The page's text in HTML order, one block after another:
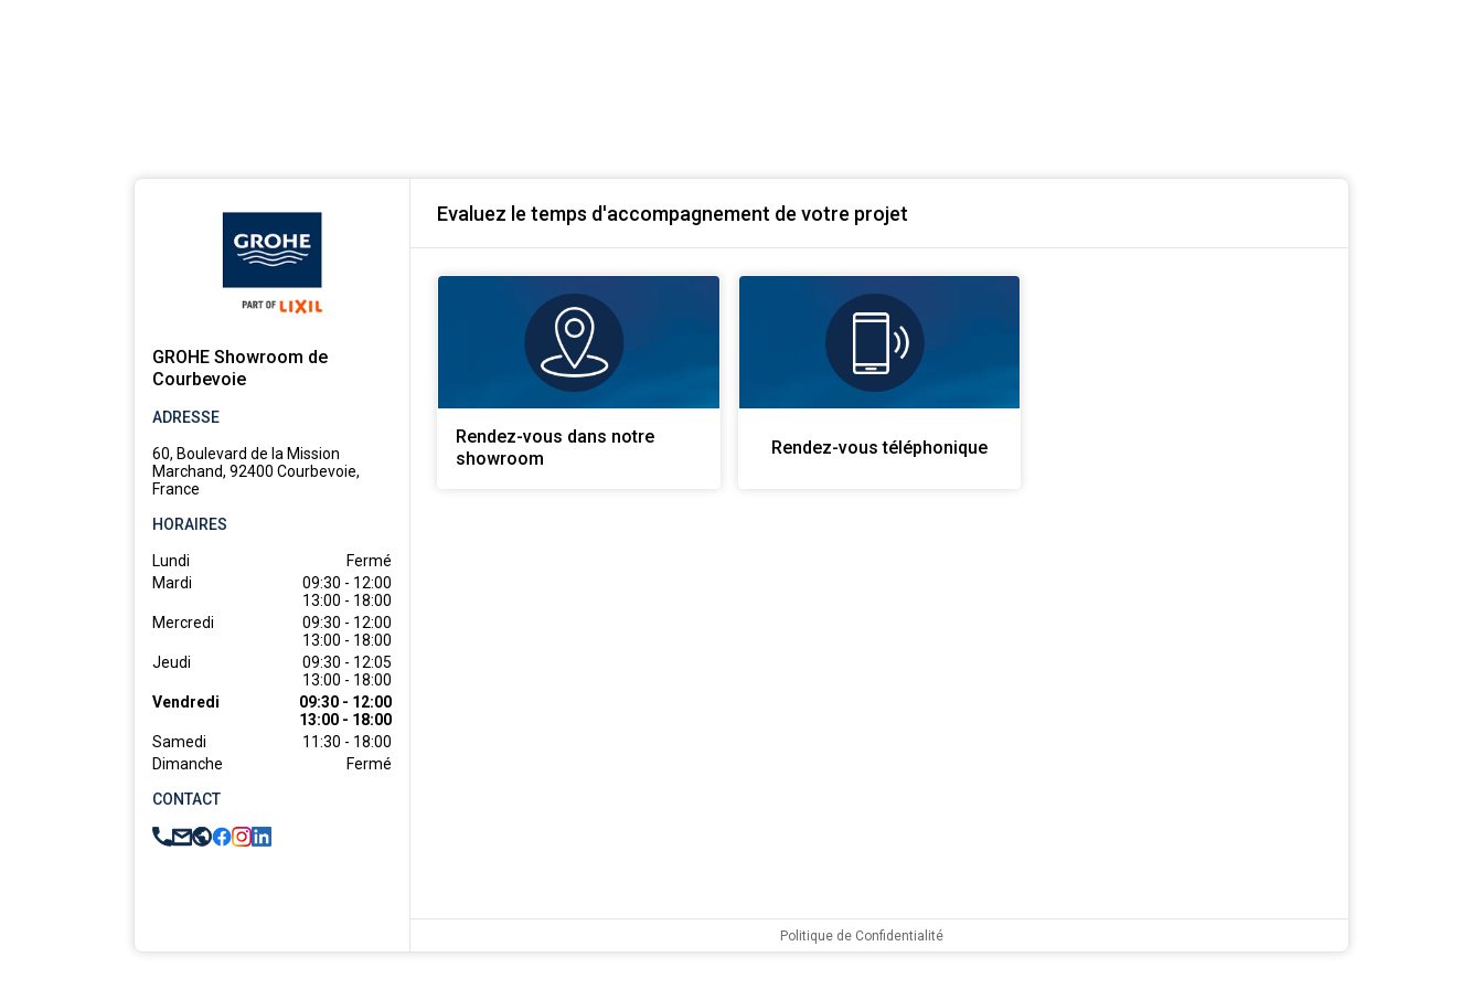
GROHE Showroom de
Courbevoie
ADRESSE
60, Boulevard de la Mission
Marchand, 92400 Courbevoie,
France
HORAIRES
Lundi
Fermé
Mardi
09:30 - 12:00
13:00 - 18:00
Mercredi
09:30 - 12:00
13:00 - 18:00
Jeudi
09:30 - 12:05
13:00 - 18:00
Vendredi
09:30 - 12:00
13:00 - 18:00
Samedi
11:30 - 18:00
Dimanche
Fermé
CONTACT
Evaluez le temps d'accompagnement de votre projet
Rendez-vous dans notre
showroom
Rendez-vous téléphonique
Politique de Confidentialité